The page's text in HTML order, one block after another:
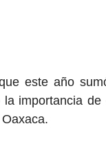
este año
importancia